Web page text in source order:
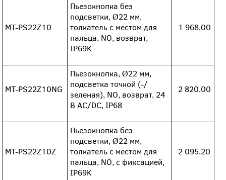
MT-PS22Z10
Пьезокнопка без
подсветки, Ø22 мм,
толкатель с местом для
пальца, NO, возврат,
IP69K
1 968,00
MT-PS22Z10NG
Пьезокнопка, Ø22 мм,
подсветка точкой (-/
зеленая), NO, возврат, 24
В AC/DC, IP68
2 820,00
MT-PS22Z10Z
Пьезокнопка без
подсветки, Ø22 мм,
толкатель с местом для
пальца, NO, с фиксацией,
IP69K
2 095,20